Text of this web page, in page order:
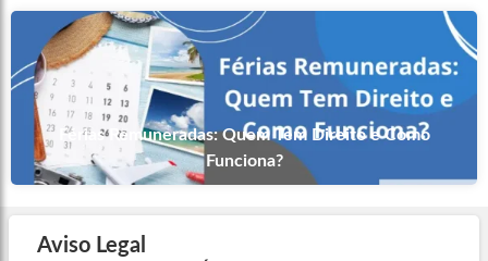
Férias Remuneradas: Quem Tem Direito e Como
Funciona?
Aviso Legal